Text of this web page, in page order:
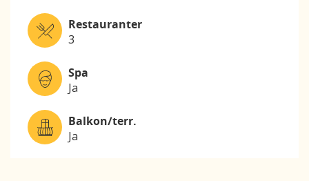
Restauranter
3
Spa
Ja
Balkon/terr.
Ja